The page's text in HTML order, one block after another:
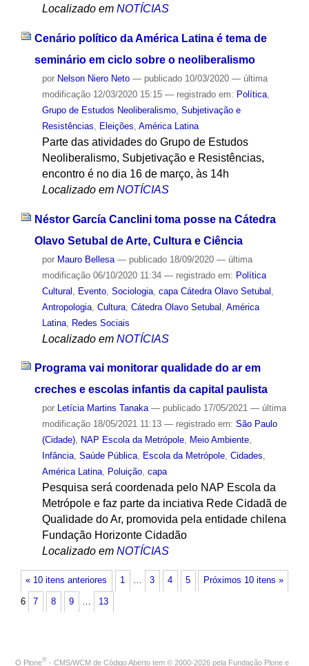
Localizado em NOTÍCIAS
Cenário político da América Latina é tema de
seminário em ciclo sobre o neoliberalismo
por Nelson Niero Neto — publicado10/03/2020 — última
modificação12/03/2020 15:15 — registrado em: Política,
Grupo de Estudos Neoliberalismo, Subjetivação e
Resistências
Eleições América Latina
Parte das atividades do Grupo de Estudos
Neoliberalismo, Subjetivação e Resistências,
encontro é no dia 16 de março, às 14h
Localizado em NOTÍCIAS
Néstor García Canclini toma posse na Cátedra
Olavo Setubal de Arte, Cultura e Ciência
por Mauro Bellesa — publicado18/09/2020 — última
modificação06/10/2020 11:34 — registrado em: Política
Cultural
Evento, Sociologia, capa Cátedra Olavo Setubal
Antropologia, Cultura, Cátedra Olavo Setubal América
Latina, Redes Sociais
Localizado em NOTÍCIAS
Programa vai monitorar qualidade do ar em
creches e escolas infantis da capital paulista
por Letícia Martins Tanaka — publicado17/05/2021 — última
modificação18/05/2021 11:13 — registrado em: São Paulo
(Cidade), NAP Escola da Metrópole, Meio Ambiente,
Infância, Saúde Pública, Escola da Metrópole, Cidades,
América Latina, Poluição, capa
Pesquisa será coordenada pelo NAP Escola da
Metrópole e faz parte da inciativa Rede Cidadã de
Qualidade do Ar, promovida pela entidade chilena
Fundação Horizonte Cidadão
Localizado em NOTÍCIAS
« 10 itens anteriores Próximos 10 itens »
1 … 3 4 5
6 7 8 9 … 13
O Plone® - CMS/WCM de Código Aberto tem © 2000-2026 pela Fundação Plone e